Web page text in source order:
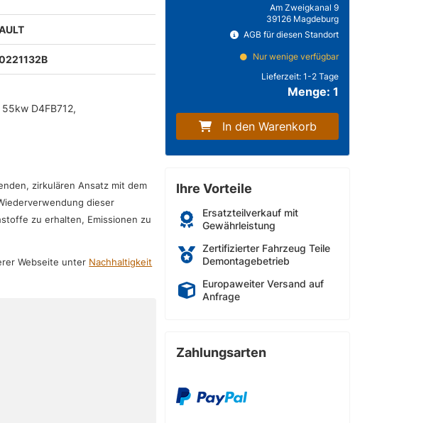
D4FB712,
zirkulären Ansatz mit dem
dieser
zu erhalten, Emissionen zu
Webseite unter Nachhaltigkeit
Am Zweigkanal 9
39126 Magdeburg
AGB für diesen Standort
Nur wenige verfügbar
Lieferzeit: 1-2 Tage
Menge: 1
In den Warenkorb
Ihre Vorteile
Ersatzteilverkauf mit
Gewährleistung
Zertifizierter Fahrzeug Teile
Demontagebetrieb
Europaweiter Versand auf
Anfrage
Zahlungsarten